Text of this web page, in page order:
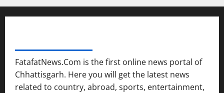
FatafatNews.Com is the first online news portal of
Chhattisgarh. Here you will get the latest news
related to country, abroad, sports, entertainment,